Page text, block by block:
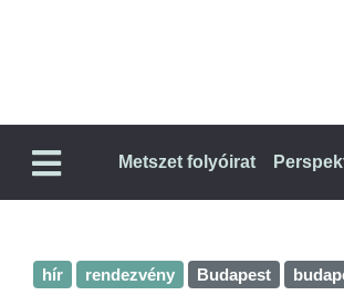
Metszet folyóirat
hír rendezvény Budapest